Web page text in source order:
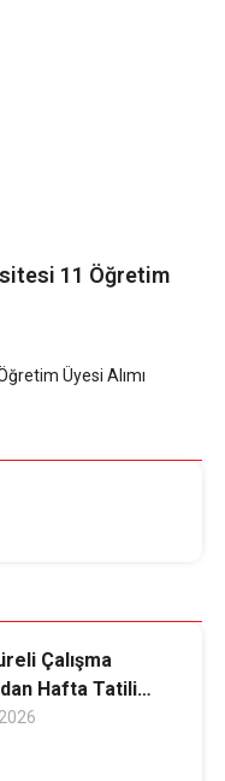
11 Öğretim
Üyesi Alımı
Çalışma
Hafta Tatili